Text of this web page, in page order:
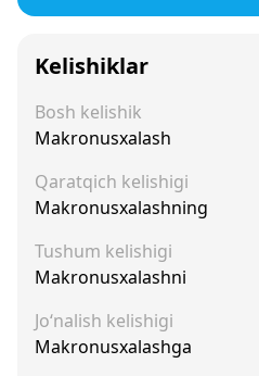
Kelishiklar
Bosh kelishik
Makronusxalash
Qaratqich kelishigi
Makronusxalashning
Tushum kelishigi
Makronusxalashni
Jo‘nalish kelishigi
Makronusxalashga